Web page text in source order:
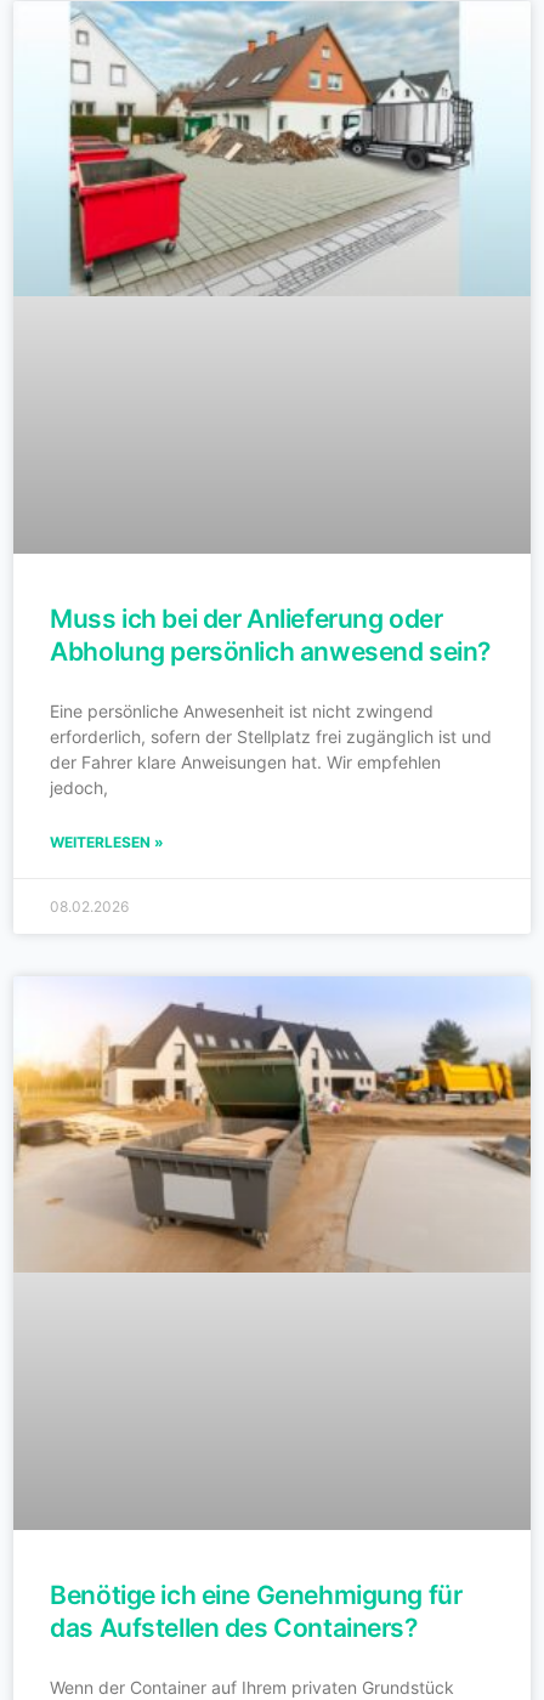
Muss ich bei der Anlieferung oder
Abholung persönlich anwesend sein?
Eine persönliche Anwesenheit ist nicht zwingend
erforderlich, sofern der Stellplatz frei zugänglich ist und
der Fahrer klare Anweisungen hat. Wir empfehlen
jedoch,
WEITERLESEN »
08.02.2026
Benötige ich eine Genehmigung für
das Aufstellen des Containers?
Wenn der Container auf Ihrem privaten Grundstück